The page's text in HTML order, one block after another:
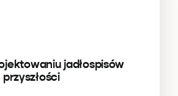
jadłospisów
przyszłości